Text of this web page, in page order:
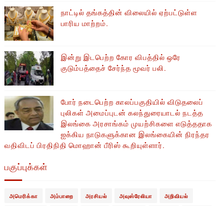
நாட்டில் தங்கத்தின் விலையில் ஏற்பட்டுள்ள
பாரிய மாற்றம்.
இன்று இடபெற்ற கோர விபத்தில் ஒரே
குடும்பத்தைச் சேர்ந்த மூவர் பலி.
போர் நடைபெற்ற காலப்பகுதியில் ​​விடுதலைப்
புலிகள் அமைப்புடன் கலந்துரையாடல் நடத்த
இலங்கை அரசாங்கம் முயற்சிகளை எடுத்ததாக
ஐக்கிய நாடுகளுக்கான இலங்கையின் நிரந்தர
வதிவிடப் பிரதிநிதி மொஹான் பீரிஸ் கூறியுள்ளார்.
பகுப்புக்கள்
அமெரிக்கா அம்பாறை அரசியல் அவுஸ்ரேலியா அறிவியல்